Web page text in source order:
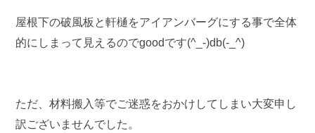
屋根下の破風板と軒樋をアイアンバーグにする事で全体
的にしまって見えるのでgoodです(^_-)db(-_^)
ただ、材料搬入等でご迷惑をおかけしてしまい大変申し
訳ございませんでした。